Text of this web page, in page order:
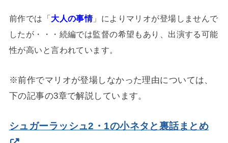
前作では「 大人の事情」によりマリオが登場しませんで
したが・・・続編では監督の希望もあり、出演する可能
性が高いと言われています。
※前作でマリオが登場しなかった理由については、
下の記事の3章で解説しています。
シュガーラッシュ2・1の小ネタと裏話まとめ